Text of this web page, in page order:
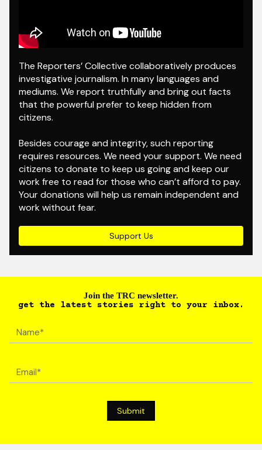
The Reporters’ Collective collaboratively produces
investigative journalism. In many languages and
mediums. We report truthfully and bring out facts
that the powerful prefer to keep hidden from
citizens.
Besides courage and integrity, such reporting
requires resources. We need your support. We need
citizens to donate to keep us going and keep our
work free to read for those who can’t afford to pay.
Your donations will help us remain independent and
work without fear.
Support Us
Join the TRC newsletter.
get the latest stories right to your inbox.